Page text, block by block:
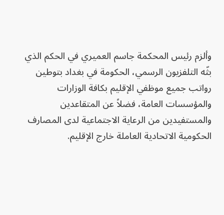
وألزم رئيس المحكمة جاسم العميري في الحكم الذي
بثّه التلفزيون الرسمي، الحكومة في بغداد بتوطين
رواتب جميع موظفي الإقليم بكافة الوزارات
والمؤسسات العامة، فضلاً عن المتقاعدين
والمستفيدين من الرعاية الاجتماعية لدى المصارف
الحكومية الاتحادية العاملة خارج الإقليم.